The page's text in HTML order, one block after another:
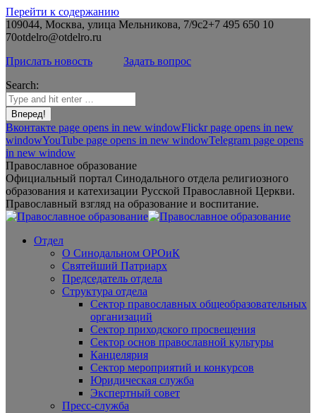
Перейти к содержанию
109044, Москва, улица Мельникова, 7/9с2+7 495 650 10
70otdelro@otdelro.ru
Прислать новость
Задать вопрос
Search:
Вконтакте page opens in new windowFlickr page opens in new
windowYouTube page opens in new windowTelegram page opens
in new window
Православное образование
Официальный портал Синодального отдела религиозного
образования и катехизации Русской Православной Церкви.
Православный взгляд на образование и воспитание.
Отдел
О Синодальном ОРОиК
Святейший Патриарх
Председатель отдела
Структура отдела
Сектор православных общеобразовательных
организаций
Сектор приходского просвещения
Сектор основ православной культуры
Канцелярия
Сектор мероприятий и конкурсов
Юридическая служба
Экспертный совет
Пресс-служба